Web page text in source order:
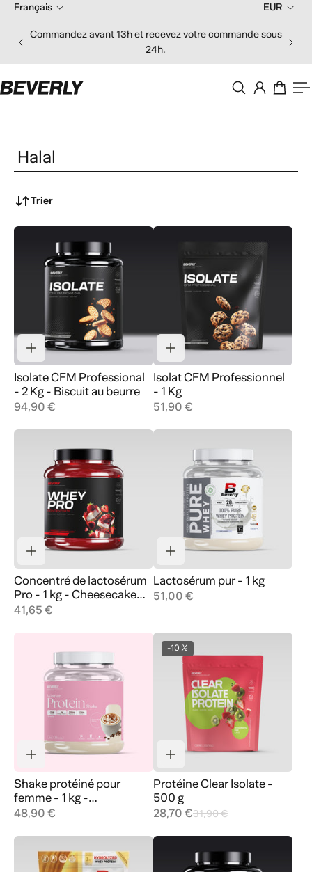
Commandez avant 13h et recevez votre commande sous
24h.
Français EUR
Halal
Trier
Isolate CFM Professional
- 2 Kg - Biscuit au beurre
94,90 €
Isolat CFM Professionnel
- 1 Kg
51,90 €
Concentré de lactosérum
Pro - 1 kg - Cheesecake
aux fraises
41,65 €
Lactosérum pur - 1 kg
51,00 €
Shake protéiné pour
femme - 1 kg -
Cappuccino
48,90 €
-10 %
Protéine Clear Isolate -
500 g
28,70 €31,90 €